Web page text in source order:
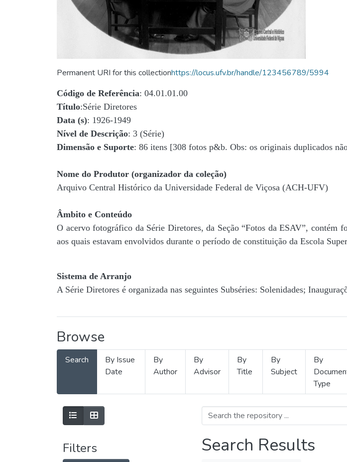
Permanent URI for this collectionhttps://locus.ufv.br/handle/123456789/5994
Código de Referência: 04.01.01.00
Título:Série Diretores
Data (s): 1926-1949
Nível de Descrição: 3 (Série)
Dimensão e Suporte: 86 itens [308 fotos p&b. Obs: os originais duplicados
Nome do Produtor (organizador da coleção)
Arquivo Central Histórico da Universidade Federal de Viçosa (ACH-UFV)
Âmbito e Conteúdo
O acervo fotográfico da Série Diretores, da Seção “Fotos da ESAV”, contém
aos quais estavam envolvidos durante o período de constituição da Escola
Sistema de Arranjo
A Série Diretores é organizada nas seguintes Subséries: Solenidades;
Browse
Search
By Issue
Date
By
Author
By
Advisor
By
Title
By
Subject
By
Type
Filters Search Results